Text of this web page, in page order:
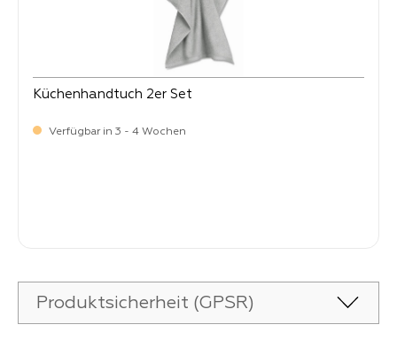
Küchenhandtuch 2er Set
Verfügbar in 3 - 4 Wochen
Produktsicherheit (GPSR)